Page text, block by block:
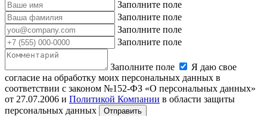
Заполните поле
Заполните поле
Заполните поле
Заполните поле
Заполните поле
Я даю свое
согласие на обработку моих персональных данных в
соответствии с законом №152-ФЗ «О персональных данных»
от 27.07.2006 и Политикой Компании в области защиты
персональных данных
Отправить